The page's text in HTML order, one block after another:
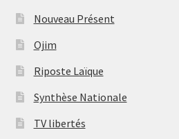
Nouveau Présent
Ojim
Riposte Laïque
Synthèse Nationale
TV libertés